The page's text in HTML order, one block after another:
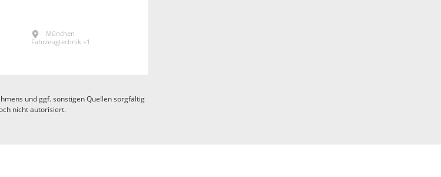
München
Fahrzeugtechnik +1
und ggf. sonstigen Quellen sorgfältig
nicht autorisiert.